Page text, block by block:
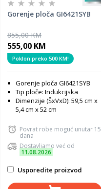
Gorenje ploča GI6421SYB
855,00 KM
555,00 KM
Poklon preko 500 KM!
Gorenje ploča GI6421SYB
Tip ploče: Indukcijska
Dimenzije (ŠxVxD): 59,5 cm x
5,4 cm x 52 cm
Povrat robe moguć unutar 15
dana
Dostavljamo već od
11.08.2026
Usporedite proizvod